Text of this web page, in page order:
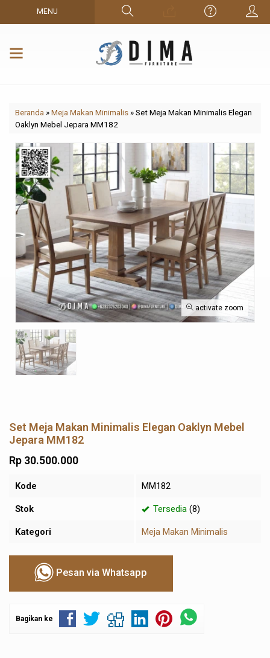
MENU
Beranda »Meja Makan Minimalis »Set Meja Makan Minimalis Elegan
Oaklyn Mebel Jepara MM182
activate zoom
Set Meja Makan Minimalis Elegan Oaklyn Mebel
Jepara MM182
Rp 30.500.000
Kode MM182
Stok Tersedia (8)
Kategori Meja Makan Minimalis
Pesan via Whatsapp
Bagikan ke